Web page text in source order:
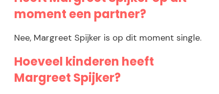
moment een partner?
Nee, Margreet Spijker is op dit moment single.
Hoeveel kinderen heeft
Margreet Spijker?